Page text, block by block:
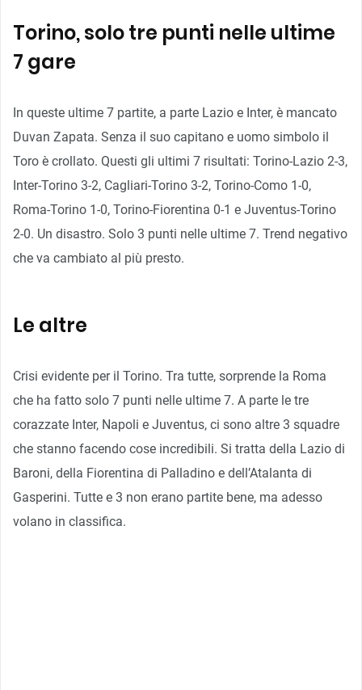
Torino, solo tre punti nelle ultime
7 gare
In queste ultime 7 partite, a parte Lazio e Inter, è mancato
Duvan Zapata. Senza il suo capitano e uomo simbolo il
Toro è crollato. Questi gli ultimi 7 risultati: Torino-Lazio 2-3,
Inter-Torino 3-2, Cagliari-Torino 3-2, Torino-Como 1-0,
Roma-Torino 1-0, Torino-Fiorentina 0-1 e Juventus-Torino
2-0. Un disastro. Solo 3 punti nelle ultime 7. Trend negativo
che va cambiato al più presto.
Le altre
Crisi evidente per il Torino. Tra tutte, sorprende la Roma
che ha fatto solo 7 punti nelle ultime 7. A parte le tre
corazzate Inter, Napoli e Juventus, ci sono altre 3 squadre
che stanno facendo cose incredibili. Si tratta della Lazio di
Baroni, della Fiorentina di Palladino e dell’Atalanta di
Gasperini. Tutte e 3 non erano partite bene, ma adesso
volano in classifica.